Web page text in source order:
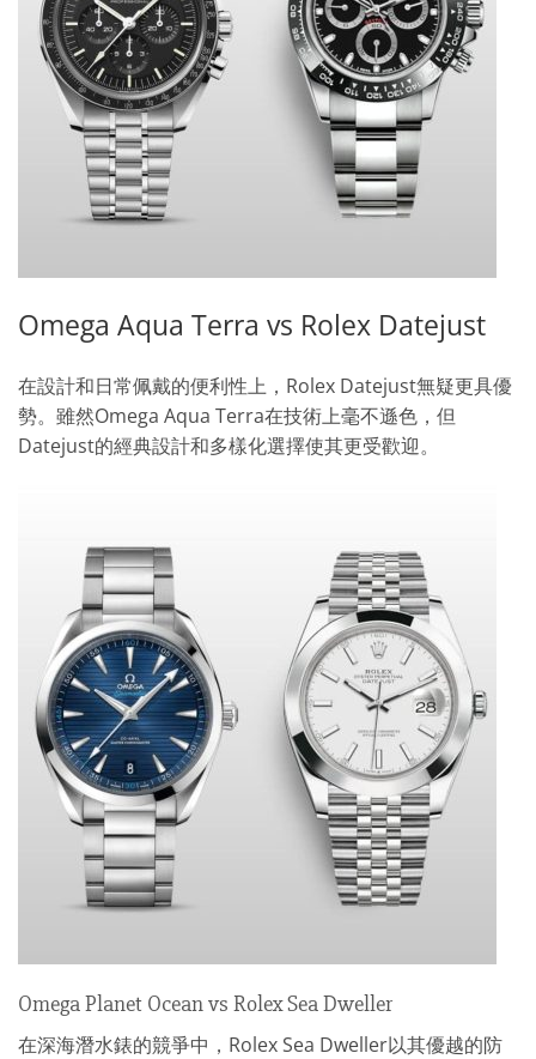
Omega Aqua Terra vs Rolex Datejust
在設計和日常佩戴的便利性上，Rolex Datejust無疑更具優
勢。雖然Omega Aqua Terra在技術上毫不遜色，但
Datejust的經典設計和多樣化選擇使其更受歡迎。
Omega Planet Ocean vs Rolex Sea Dweller
在深海潛水錶的競爭中，Rolex Sea Dweller以其優越的防